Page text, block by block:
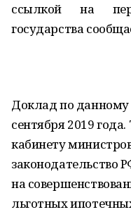
ссылкой на
государства
Доклад по данному
сентября 2019
кабинету
законодательство
на
льготных